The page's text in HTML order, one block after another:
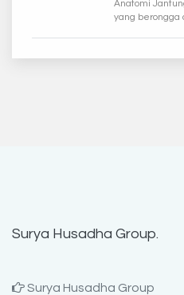
Anatomi
yang berongga
Surya Husadha Group.
Surya Husadha Group